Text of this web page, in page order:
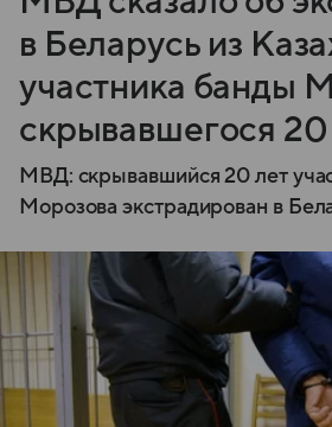
в Беларусь из
участника банды
скрывавшегося 20
МВД: скрывавшийся 20 лет
Морозова экстрадирован в